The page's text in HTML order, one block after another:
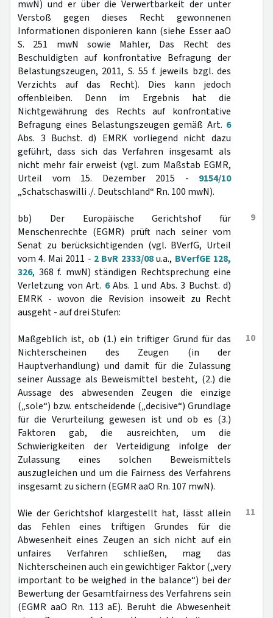
mwN) und er über die Verwertbarkeit der unter
Verstoß gegen dieses Recht gewonnenen
Informationen disponieren kann (siehe Esser aaO
S. 251 mwN sowie Mahler, Das Recht des
Beschuldigten auf konfrontative Befragung der
Belastungszeugen, 2011, S. 55 f. jeweils bzgl. des
Verzichts auf das Recht). Dies kann jedoch
offenbleiben. Denn im Ergebnis hat die
Nichtgewährung des Rechts auf konfrontative
Befragung eines Belastungszeugen gemäß Art. 6
Abs. 3 Buchst. d) EMRK vorliegend nicht dazu
geführt, dass sich das Verfahren insgesamt als
nicht mehr fair erweist (vgl. zum Maßstab EGMR,
Urteil vom 15. Dezember 2015 - 9154/10
„Schatschaswilli ./. Deutschland“ Rn. 100 mwN).
9
bb) Der Europäische Gerichtshof für
Menschenrechte (EGMR) prüft nach seiner vom
Senat zu berücksichtigenden (vgl. BVerfG, Urteil
vom 4. Mai 2011 - 2 BvR 2333/08u.a., BVerfGE 128,
326, 368 f. mwN) ständigen Rechtsprechung eine
Verletzung von Art. 6Abs. 1 und Abs. 3 Buchst. d)
EMRK - wovon die Revision insoweit zu Recht
ausgeht - auf drei Stufen:
10
Maßgeblich ist, ob (1.) ein triftiger Grund für das
Nichterscheinen des Zeugen (in der
Hauptverhandlung) und damit für die Zulassung
seiner Aussage als Beweismittel besteht, (2.) die
Aussage des abwesenden Zeugen die einzige
(„sole“) bzw. entscheidende („decisive“) Grundlage
für die Verurteilung gewesen ist und ob es (3.)
Faktoren gab, die ausreichten, um die
Schwierigkeiten der Verteidigung infolge der
Zulassung eines solchen Beweismittels
auszugleichen und um die Fairness des Verfahrens
insgesamt zu sichern (EGMR aaO Rn. 107 mwN).
11
Wie der Gerichtshof klargestellt hat, lässt allein
das Fehlen eines triftigen Grundes für die
Abwesenheit eines Zeugen an sich nicht auf ein
unfaires Verfahren schließen, mag das
Nichterscheinen auch ein gewichtiger Faktor („very
important to be weighed in the balance“) bei der
Bewertung der Gesamtfairness des Verfahrens sein
(EGMR aaO Rn. 113 aE). Beruht die Abwesenheit